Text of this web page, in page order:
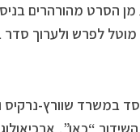
הסרט מהורהרים
מוטל לפרש ולערוך
במשרד שוורץ-